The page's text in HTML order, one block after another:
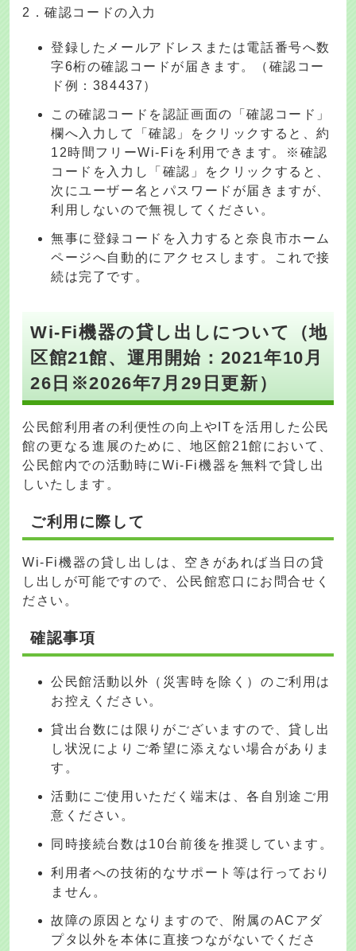
2．確認コードの入力
登録したメールアドレスまたは電話番号へ数
字6桁の確認コードが届きます。（確認コー
ド例：384437）
この確認コードを認証画面の「確認コード」
欄へ入力して「確認」をクリックすると、約
12時間フリーWi-Fiを利用できます。※確認
コードを入力し「確認」をクリックすると、
次にユーザー名とパスワードが届きますが、
利用しないので無視してください。
無事に登録コードを入力すると奈良市ホーム
ページへ自動的にアクセスします。これで接
続は完了です。
Wi-Fi機器の貸し出しについて（地
区館21館、運用開始：2021年10月
26日※2026年7月29日更新）
公民館利用者の利便性の向上やITを活用した公民
館の更なる進展のために、地区館21館において、
公民館内での活動時にWi-Fi機器を無料で貸し出
しいたします。
ご利用に際して
Wi-Fi機器の貸し出しは、空きがあれば当日の貸
し出しが可能ですので、公民館窓口にお問合せく
ださい。
確認事項
公民館活動以外（災害時を除く）のご利用は
お控えください。
貸出台数には限りがございますので、貸し出
し状況によりご希望に添えない場合がありま
す。
活動にご使用いただく端末は、各自別途ご用
意ください。
同時接続台数は10台前後を推奨しています。
利用者への技術的なサポート等は行っており
ません。
故障の原因となりますので、附属のACアダ
プタ以外を本体に直接つながないでくださ